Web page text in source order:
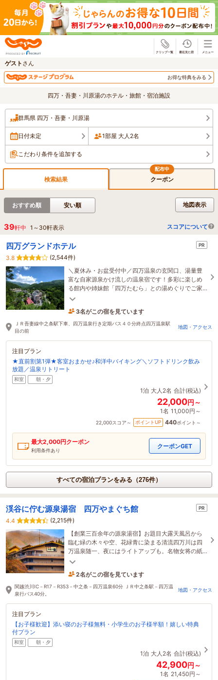
ゲスト さん
お得な特典をみる
四万・吾妻・川原湯のホテル・旅館・宿泊施設
群馬県 四万・吾妻・川原湯
日付未定 1部屋 大人2名
こだわり条件を追加する
検索結果 クーポン
地図表示
おすすめ順 安い順
39軒中 1 ～ 30軒表示 スコアについて
四万グランドホテル PR
3.8
(2,544件)
＼夏休み・お盆受付中／四万温泉の玄関口、湯量豊
富な自家源泉かけ流しの温泉宿です！多彩に楽しめ
る館内や姉妹館「四万たむら」との湯めぐりでご家
族やグループ、ご友人同士で楽しいひとときを♪
2時間前に予約されました
ＪＲ吾妻線中之条駅下車、四万温泉行き定期バス４０分終点四万温泉駅
目の前
地図・アクセス
注目プラン
★直前割第1弾★客室おまかせ♪和洋中バイキング＼ソフトドリンク飲み
放題／温泉リトリート
和室 朝・夕
1泊 大人2名 合計(税込)
22,000円～
1名 11,000円～
22,000スコア～ ポイントUP 440ポイント～
最大2,000円クーポン
利用条件あり
クーポンGET
すべての宿泊プランをみる（276件）
渓谷に佇む源泉湯宿 四万やまぐち館 PR
4.4
(2,215件)
【創業三百余年の源泉湯宿】お題目大露天風呂から
臨む緑の木々や空、花緑青に染まる清流四万川は四
万温泉随一、夜にはライトアップも。名物女将の紙
芝居も※不在時休止
2時間前に予約されました
関越渋川IC－R17－R353－中之条－四万温泉60分 ＪＲ中之条駅－四万温
泉行バス40分。
地図・アクセス
注目プラン
【お子様歓迎】添い寝のお子様無料・小学生のお子様半額！嬉しい特典
付プラン
和室 朝・夕
1泊 大人2名 合計(税込)
42,900円～
1名 21,450円～